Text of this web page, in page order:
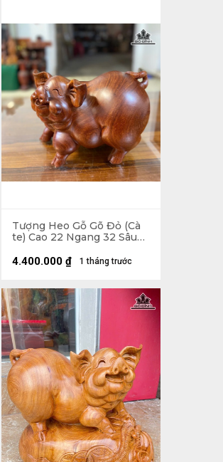
Tượng Heo Gỗ Gõ Đỏ (Cà
te) Cao 22 Ngang 32 Sâu
1 tháng trước
4.400.000 ₫